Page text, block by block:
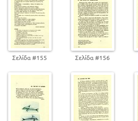
Σελίδα #155 Σελίδα #156